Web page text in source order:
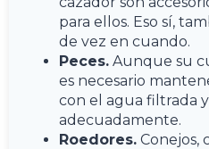
para ellos. Eso sí,
de vez en cuando.
Peces. Aunque su
es necesario
con el agua filtrada
adecuadamente.
Roedores. Conejos,